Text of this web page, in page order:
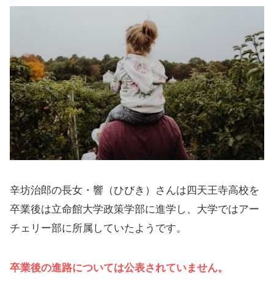
辛坊治郎の長女・響（ひびき）さんは四天王寺高校を
卒業後は立命館大学政策学部に進学し、大学ではアー
チェリー部に所属していたようです。
卒業後の進路については公表されていません。